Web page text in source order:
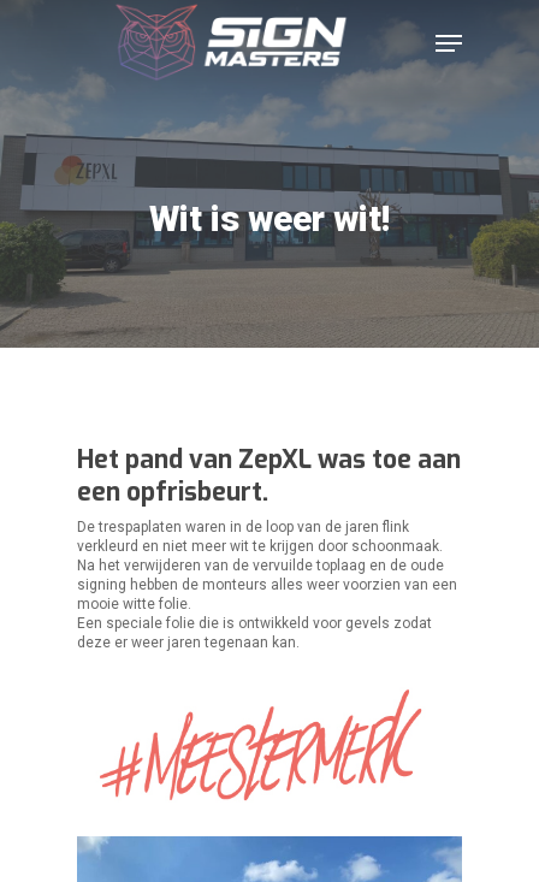
Wit is weer wit!
Het pand van ZepXL was toe aan
een opfrisbeurt.
De trespaplaten waren in de loop van de jaren flink
verkleurd en niet meer wit te krijgen door schoonmaak.
Na het verwijderen van de vervuilde toplaag en de oude
signing hebben de monteurs alles weer voorzien van een
mooie witte folie.
Een speciale folie die is ontwikkeld voor gevels zodat
deze er weer jaren tegenaan kan.